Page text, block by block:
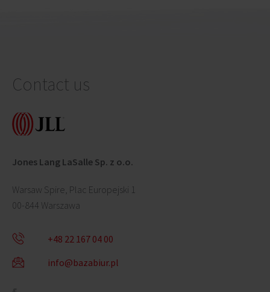
Contact us
Jones Lang LaSalle Sp. z o.o.
Warsaw Spire, Plac Europejski 1
00-844 Warszawa
+48 22 167 04 00
info@bazabiur.pl